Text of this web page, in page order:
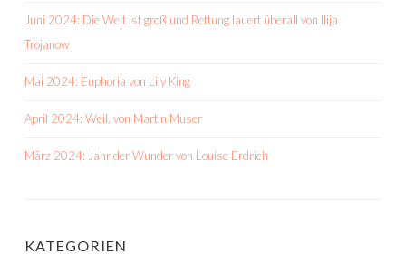
Juni 2024: Die Welt ist groß und Rettung lauert überall von Ilija
Trojanow
Mai 2024: Euphoria von Lily King
April 2024: Weil. von Martin Muser
März 2024: Jahr der Wunder von Louise Erdrich
KATEGORIEN